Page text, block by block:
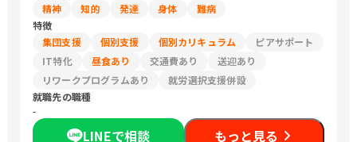
精神
知的 発達 身体
難病
特徴
集団支援
個別支援 個別カリキュラム
ピアサポート
IT特化
昼食あり 交通費あり
送迎あり
リワークプログラムあり
就労選択支援併設
就職先の職種
-
LINEで相談 もっと見る